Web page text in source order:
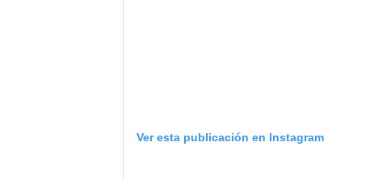
Ver esta publicación en Instagram